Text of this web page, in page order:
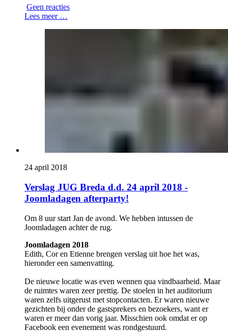
Geen reacties
Lees meer …
24 april 2018
Verslag JUG Breda d.d. 24 april 2018 -
Joomladagen afterparty!
Om 8 uur start Jan de avond. We hebben intussen de
Joomladagen achter de rug.
Joomladagen 2018
Edith, Cor en Etienne brengen verslag uit hoe het was,
hieronder een samenvatting.
De nieuwe locatie was even wennen qua vindbaarheid. Maar
de ruimtes waren zeer prettig. De stoelen in het auditorium
waren zelfs uitgerust met stopcontacten. Er waren nieuwe
gezichten bij onder de gastsprekers en bezoekers, want er
waren er meer dan vorig jaar. Misschien ook omdat er op
Facebook een evenement was rondgestuurd.